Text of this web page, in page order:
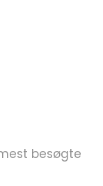
besøgte